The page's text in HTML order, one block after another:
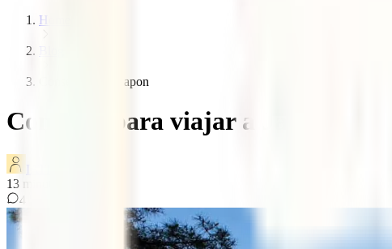
Home
Consejos viajar japon
Consejos para viajar a Japón e
13 minutos de lectura
4